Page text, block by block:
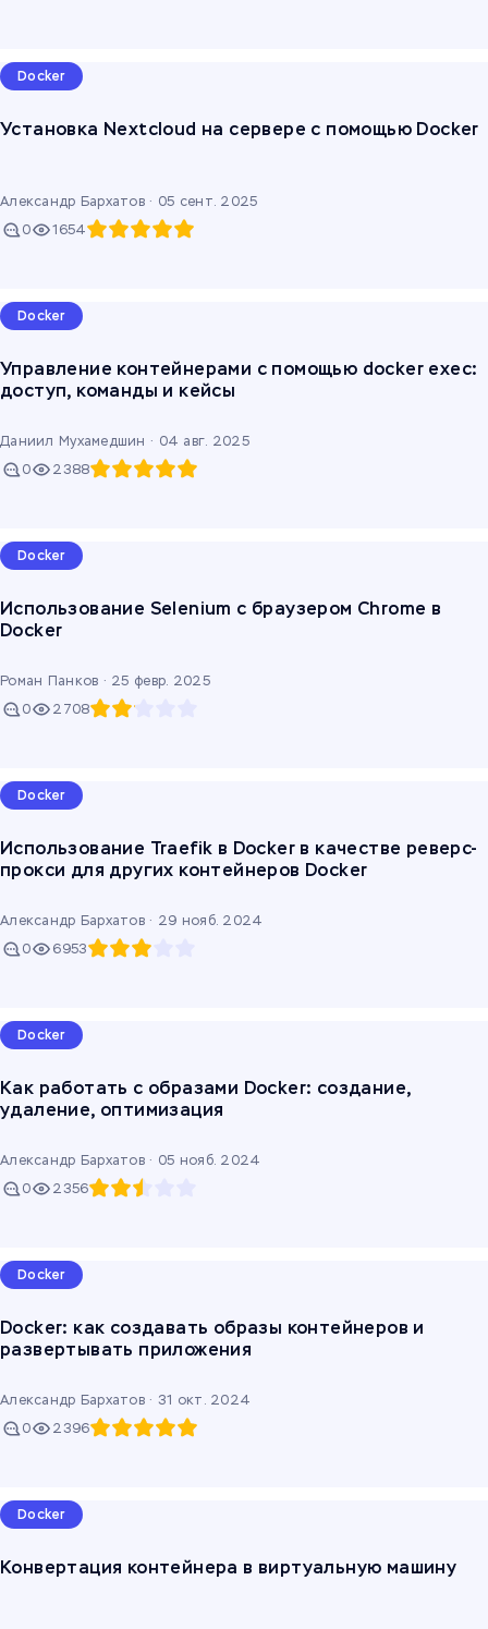
Docker
Установка Nextcloud на cервере с помощью Docker
Александр Бархатов · 05 сент. 2025
0
1654
Docker
Управление контейнерами с помощью docker exec:
доступ, команды и кейсы
Даниил Мухамедшин · 04 авг. 2025
0
2388
Docker
Использование Selenium с браузером Chrome в
Docker
Роман Панков · 25 февр. 2025
0
2708
Docker
Использование Traefik в Docker в качестве реверс-
прокси для других контейнеров Docker
Александр Бархатов · 29 нояб. 2024
0
6953
Docker
Как работать с образами Docker: создание,
удаление, оптимизация
Александр Бархатов · 05 нояб. 2024
0
2356
Docker
Docker: как создавать образы контейнеров и
развертывать приложения
Александр Бархатов · 31 окт. 2024
0
2396
Docker
Конвертация контейнера в виртуальную машину